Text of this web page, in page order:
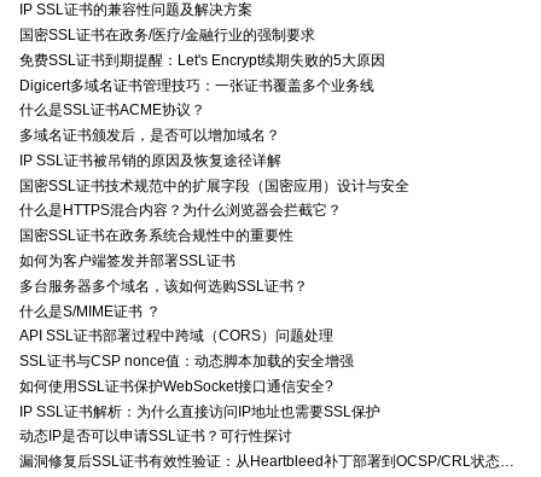
IP SSL证书的兼容性问题及解决方案
国密SSL证书在政务/医疗/金融行业的强制要求
免费SSL证书到期提醒：Let's Encrypt续期失败的5大原因
Digicert多域名证书管理技巧：一张证书覆盖多个业务线
什么是SSL证书ACME协议？
多域名证书颁发后，是否可以增加域名？
IP SSL证书被吊销的原因及恢复途径详解
国密SSL证书技术规范中的扩展字段（国密应用）设计与安全
什么是HTTPS混合内容？为什么浏览器会拦截它？
国密SSL证书在政务系统合规性中的重要性
如何为客户端签发并部署SSL证书
多台服务器多个域名，该如何选购SSL证书？
什么是S/MIME证书 ？
API SSL证书部署过程中跨域（CORS）问题处理
SSL证书与CSP nonce值：动态脚本加载的安全增强
如何使用SSL证书保护WebSocket接口通信安全?
IP SSL证书解析：为什么直接访问IP地址也需要SSL保护
动态IP是否可以申请SSL证书？可行性探讨
漏洞修复后SSL证书有效性验证：从Heartbleed补丁部署到OCSP/CRL状态检查的全链路确认方法